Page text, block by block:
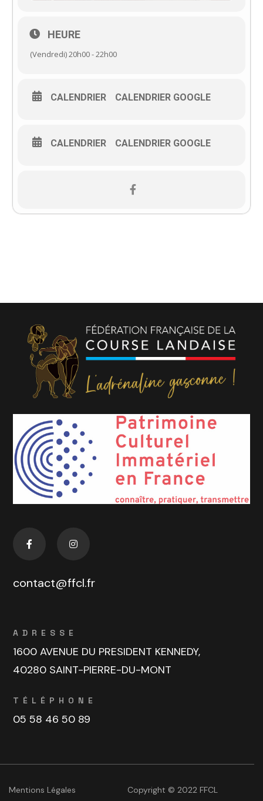
HEURE
(Vendredi) 20h00 - 22h00
CALENDRIER CALENDRIER GOOGLE
CALENDRIER CALENDRIER GOOGLE
contact@ffcl.fr
ADRESSE
1600 AVENUE DU PRESIDENT KENNEDY,
40280 SAINT-PIERRE-DU-MONT
TÉLÉPHONE
05 58 46 50 89
Mentions Légales
Copyright © 2022 FFCL